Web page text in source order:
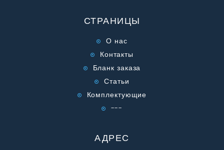
СТРАНИЦЫ
О нас
Контакты
Бланк заказа
Статьи
Комплектующие
---
АДРЕС